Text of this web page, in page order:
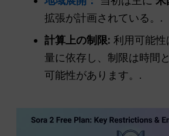
拡張が計画されている。.
計算上の制限: 利用可能
量に依存し、制限は時間
可能性があります。.